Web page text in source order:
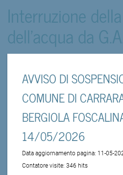
Interruzione
dell'acqua da
AVVISO DI
COMUNE DI
BERGIOLA
14/05/2026
Data aggiornamento pagina: 11-05-
Contatore visite: 346 hits